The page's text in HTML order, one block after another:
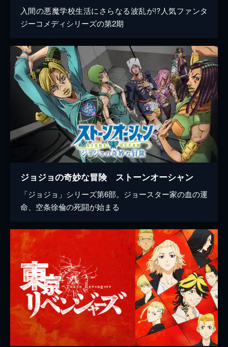
入間の悪魔学校生活にさらなる波乱が!?人気ファンタ
ジーコメディシリーズの第2期
ジョジョの奇妙な冒険 ストーンオーシャン
「ジョジョ」シリーズ第6部。ジョースター家の血の運
命、空条徐倫の死闘が始まる